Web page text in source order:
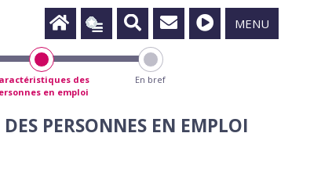
MENU
des
en emploi
En bref
PERSONNES EN EMPLOI